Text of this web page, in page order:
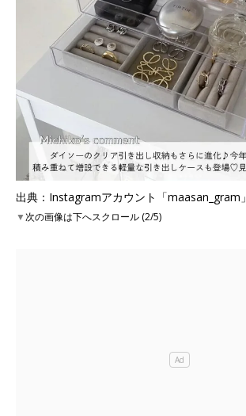
出典：Instagramアカウント「maasan_gram」
▼次の画像は下へスクロール (2/5)